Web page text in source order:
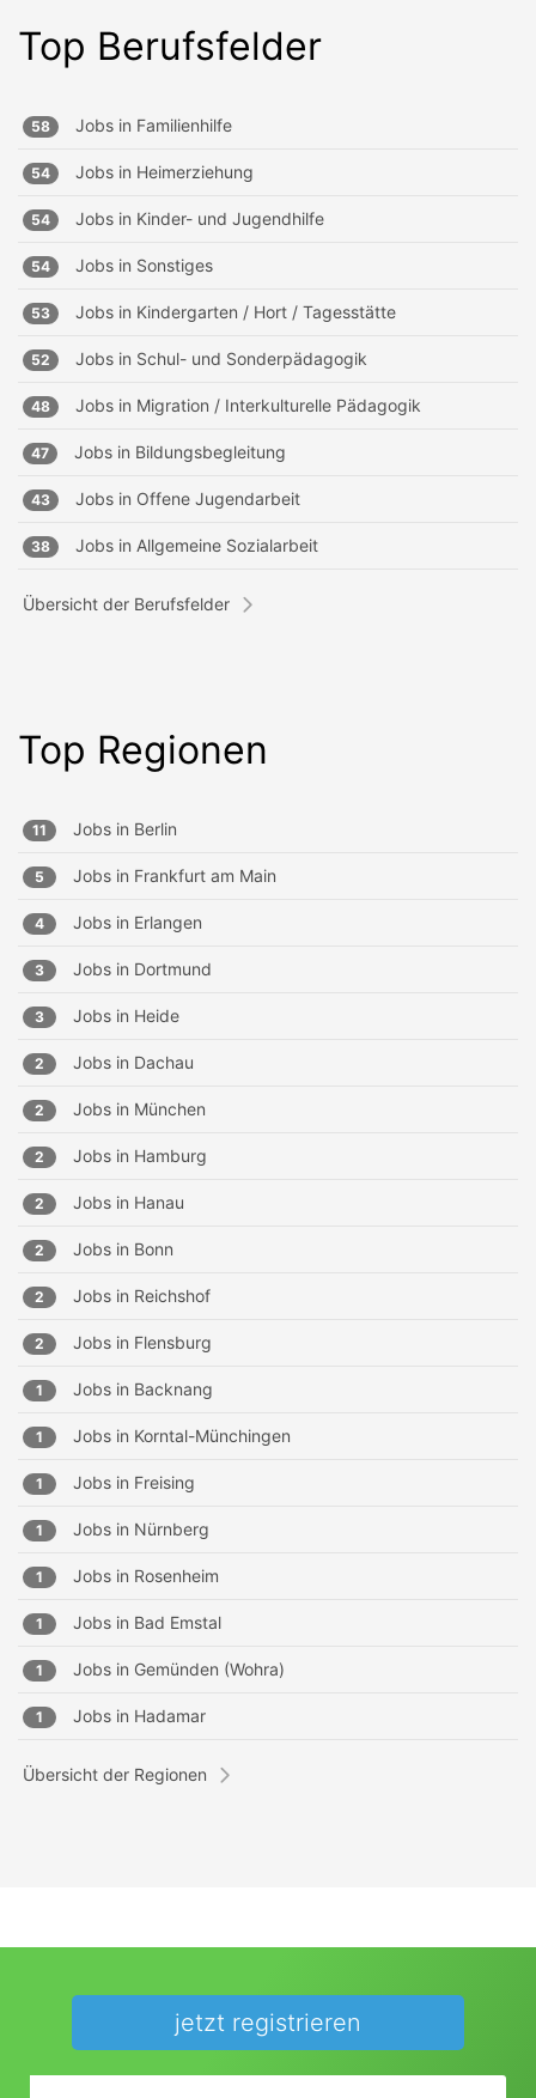
Top Berufsfelder
58 Jobs in Familienhilfe
54 Jobs in Heimerziehung
54 Jobs in Kinder- und Jugendhilfe
54 Jobs in Sonstiges
53 Jobs in Kindergarten / Hort / Tagesstätte
52 Jobs in Schul- und Sonderpädagogik
48 Jobs in Migration / Interkulturelle Pädagogik
47 Jobs in Bildungsbegleitung
43 Jobs in Offene Jugendarbeit
38 Jobs in Allgemeine Sozialarbeit
Übersicht der Berufsfelder
Top Regionen
11 Jobs in Berlin
5 Jobs in Frankfurt am Main
4 Jobs in Erlangen
3 Jobs in Dortmund
3 Jobs in Heide
2 Jobs in Dachau
2 Jobs in München
2 Jobs in Hamburg
2 Jobs in Hanau
2 Jobs in Bonn
2 Jobs in Reichshof
2 Jobs in Flensburg
1 Jobs in Backnang
1 Jobs in Korntal-Münchingen
1 Jobs in Freising
1 Jobs in Nürnberg
1 Jobs in Rosenheim
1 Jobs in Bad Emstal
1 Jobs in Gemünden (Wohra)
1 Jobs in Hadamar
Übersicht der Regionen
jetzt registrieren